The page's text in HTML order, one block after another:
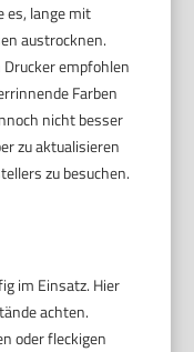
es, lange mit
austrocknen.
Drucker empfohlen
Farben
nicht besser
zu aktualisieren
zu besuchen.
im Einsatz. Hier
achten.
oder fleckigen